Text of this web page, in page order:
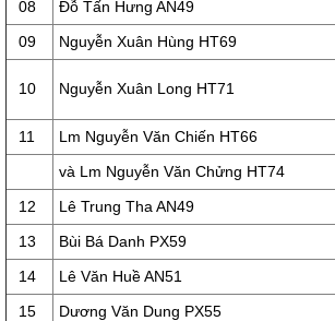
08
Đỗ Tấn Hưng AN49
09
Nguyễn Xuân Hùng HT69
10 Nguyễn Xuân Long HT71
11 Lm Nguyễn Văn Chiến HT66
và Lm Nguyễn Văn Chửng HT74
12
Lê Trung Tha AN49
13
Bùi Bá Danh PX59
14
Lê Văn Huề AN51
15
Dương Văn Dung PX55